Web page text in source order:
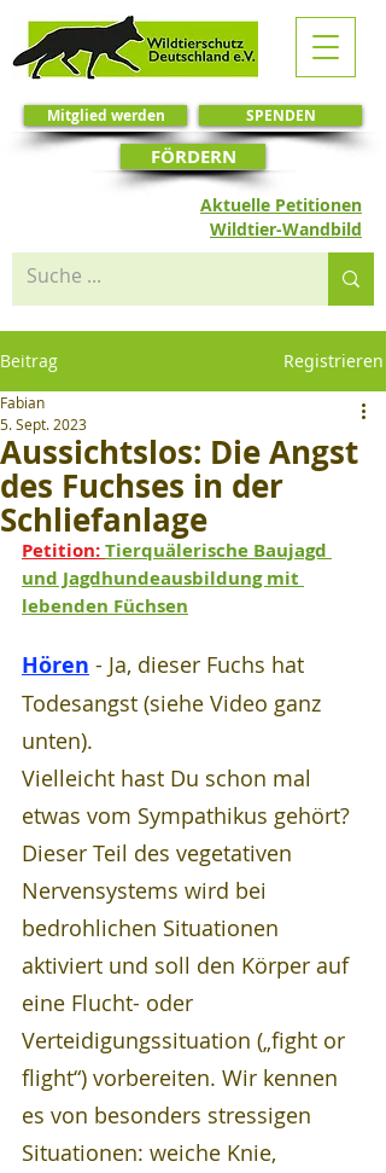
SPENDEN
Mitglied werden
Aktuelle Petitionen
FÖRDERN
Wildtier-Wandbild
Beitrag Registrieren
Aussichtslos: Die Angst
des Fuchses in der
Schliefanlage
Fabian
5. Sept. 2023
Petition: Tierquälerische Baujagd
und Jagdhundeausbildung mit
lebenden Füchsen
Hören - Ja, dieser Fuchs hat
Todesangst (siehe Video ganz
unten).
Vielleicht hast Du schon mal
etwas vom Sympathikus gehört?
Dieser Teil des vegetativen
Nervensystems wird bei
bedrohlichen Situationen
aktiviert und soll den Körper auf
eine Flucht- oder
Verteidigungssituation („fight or
flight“) vorbereiten. Wir kennen
es von besonders stressigen
Situationen: weiche Knie,